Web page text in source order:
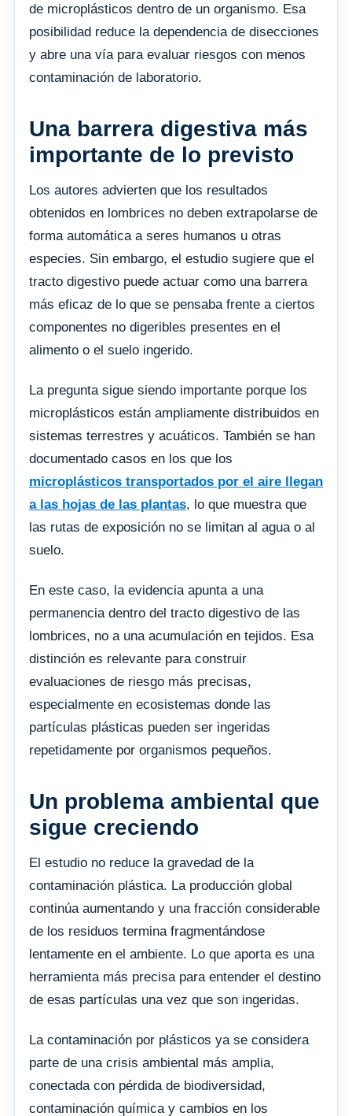
de microplásticos dentro de un organismo. Esa
posibilidad reduce la dependencia de disecciones
y abre una vía para evaluar riesgos con menos
contaminación de laboratorio.
Una barrera digestiva más
importante de lo previsto
Los autores advierten que los resultados
obtenidos en lombrices no deben extrapolarse de
forma automática a seres humanos u otras
especies. Sin embargo, el estudio sugiere que el
tracto digestivo puede actuar como una barrera
más eficaz de lo que se pensaba frente a ciertos
componentes no digeribles presentes en el
alimento o el suelo ingerido.
La pregunta sigue siendo importante porque los
microplásticos están ampliamente distribuidos en
sistemas terrestres y acuáticos. También se han
documentado casos en los que los
microplásticos transportados por el aire llegan
a las hojas de las plantas, lo que muestra que
las rutas de exposición no se limitan al agua o al
suelo.
En este caso, la evidencia apunta a una
permanencia dentro del tracto digestivo de las
lombrices, no a una acumulación en tejidos. Esa
distinción es relevante para construir
evaluaciones de riesgo más precisas,
especialmente en ecosistemas donde las
partículas plásticas pueden ser ingeridas
repetidamente por organismos pequeños.
Un problema ambiental que
sigue creciendo
El estudio no reduce la gravedad de la
contaminación plástica. La producción global
continúa aumentando y una fracción considerable
de los residuos termina fragmentándose
lentamente en el ambiente. Lo que aporta es una
herramienta más precisa para entender el destino
de esas partículas una vez que son ingeridas.
La contaminación por plásticos ya se considera
parte de una crisis ambiental más amplia,
conectada con pérdida de biodiversidad,
contaminación química y cambios en los